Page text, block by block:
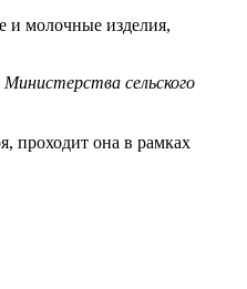
и молочные изделия,
сельского
проходит она в рамках